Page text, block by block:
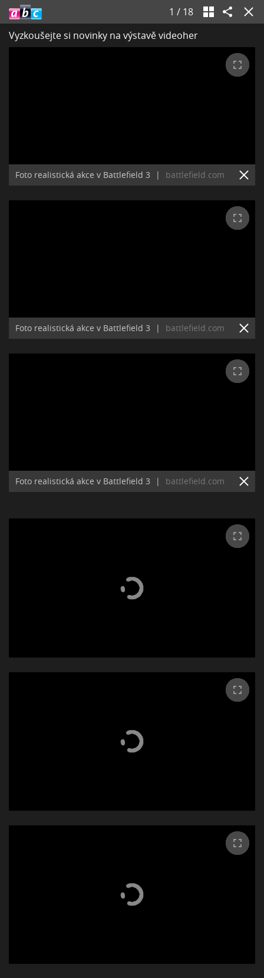
1 / 18
Vyzkoušejte si novinky na výstavě videoher
Foto realistická akce v Battlefield 3 | battlefield.com
Foto realistická akce v Battlefield 3 | battlefield.com
Foto realistická akce v Battlefield 3 | battlefield.com